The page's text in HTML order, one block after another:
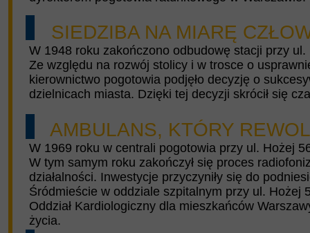
AMBULANS, KTÓRY
W 1969 roku w centrali pogotowia przy ul. Hożej
W tym samym roku zakończył się proces
działalności. Inwestycje przyczyniły się do
Śródmieście w oddziale szpitalnym przy ul.
Oddział Kardiologiczny dla mieszkańców
życia.
SIEDZIBA NA MIARĘ
W 1948 roku zakończono odbudowę stacji przy
Ze względu na rozwój stolicy i w trosce o
kierownictwo pogotowia podjęło decyzję o
dzielnicach miasta. Dzięki tej decyzji skrócił się